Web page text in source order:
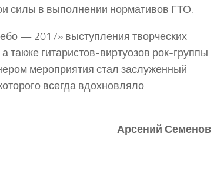
силы в выполнении нормативов ГТО.
— 2017» выступления творческих
также гитаристов-виртуозов рок-группы
мероприятия стал заслуженный
всегда вдохновляло
Арсений Семенов